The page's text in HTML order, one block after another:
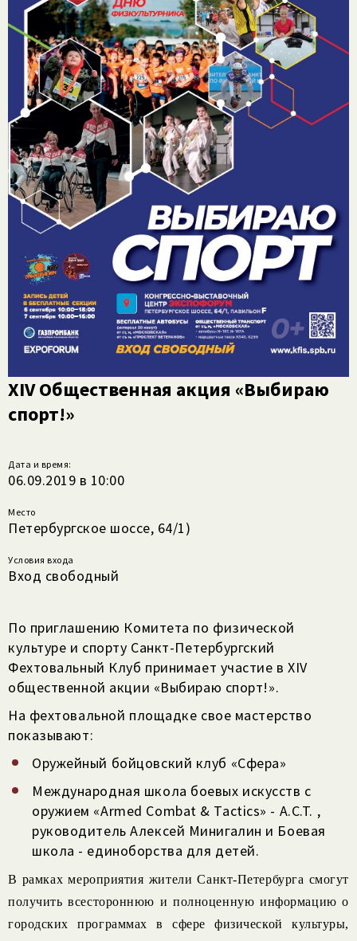
XIV Общественная акция «Выбираю
спорт!»
Дата и время:
06.09.2019 в 10:00
Место
Петербургское шоссе, 64/1)
Условия входа
Вход свободный
По приглашению Комитета по физической
культуре и спорту Санкт-Петербургский
Фехтовальный Клуб принимает участие в XIV
общественной акции «Выбираю спорт!».
На фехтовальной площадке свое мастерство
показывают:
Оружейный бойцовский клуб «Сфера»
Международная школа боевых искусств с
оружием «Armed Combat & Tactics» - A.C.T. ,
руководитель Алексей Минигалин и Боевая
школа - единоборства для детей.
В рамках мероприятия жители Санкт-Петербурга смогут
получить всестороннюю и полноценную информацию о
городских программах в сфере физической культуры,